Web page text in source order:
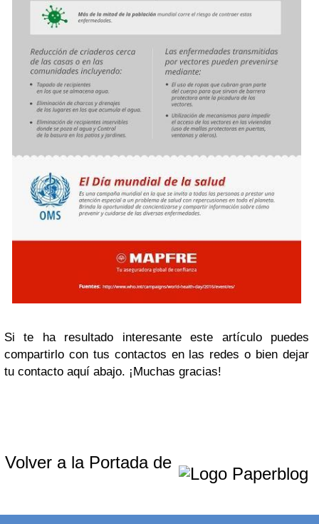
Si te ha resultado interesante este artículo puedes
compartirlo con tus contactos en las redes o bien dejar
tu contacto aquí abajo. ¡Muchas gracias!
Volver a la Portada de